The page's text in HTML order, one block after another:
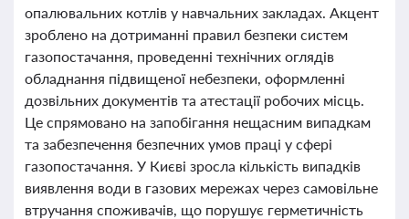
опалювальних котлів у навчальних закладах. Акцент
зроблено на дотриманні правил безпеки систем
газопостачання, проведенні технічних оглядів
обладнання підвищеної небезпеки, оформленні
дозвільних документів та атестації робочих місць.
Це спрямовано на запобігання нещасним випадкам
та забезпечення безпечних умов праці у сфері
газопостачання. У Києві зросла кількість випадків
виявлення води в газових мережах через самовільне
втручання споживачів, що порушує герметичність